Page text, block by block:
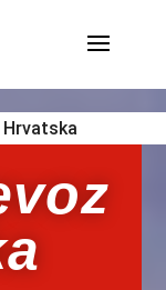
Hrvatska